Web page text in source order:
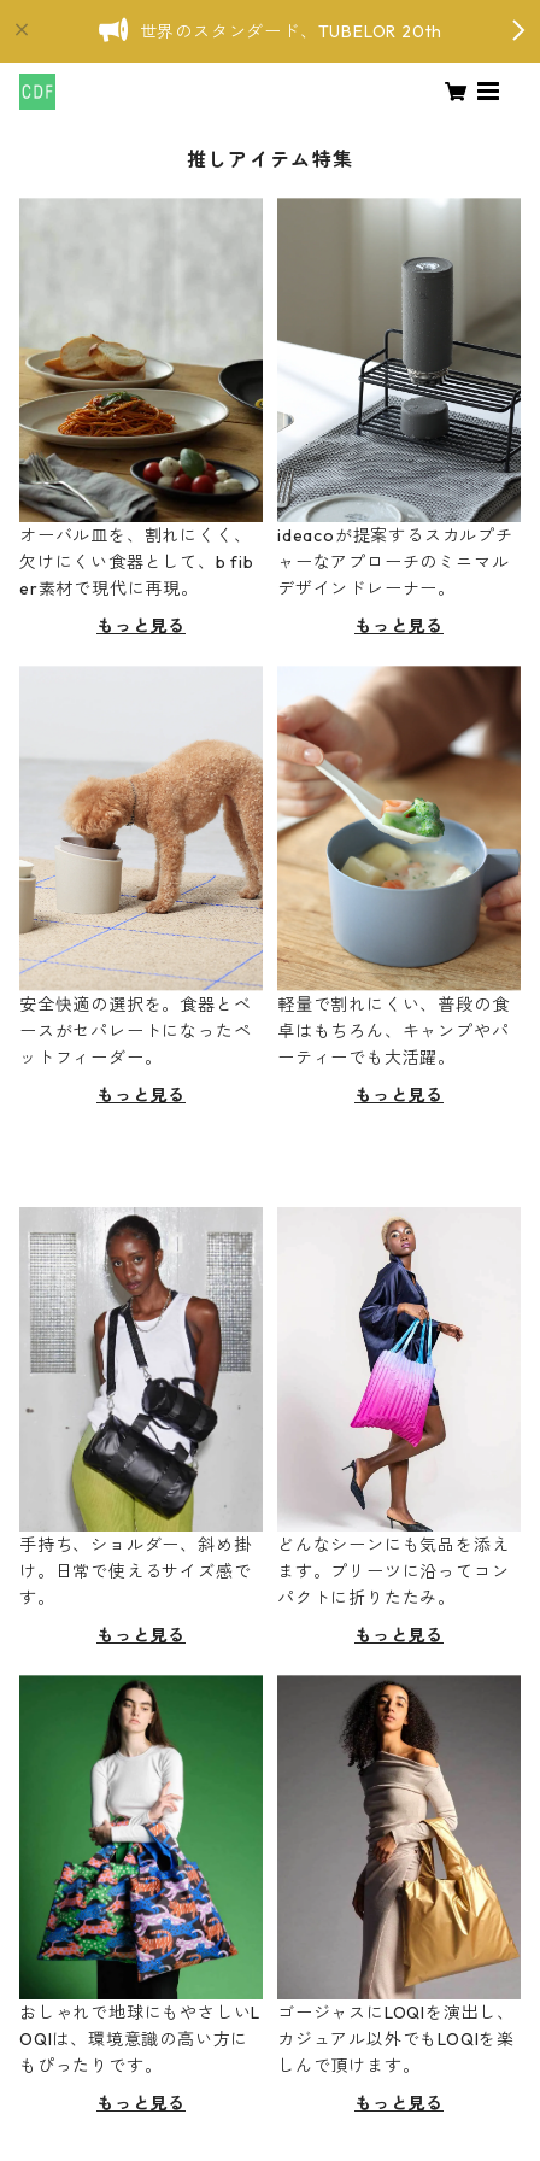
世界のスタンダード、TUBELOR 20th
推しアイテム特集
オーバル皿を、割れにくく、
欠けにくい食器として、b fib
er素材で現代に再現。
もっと見る
ideacoが提案するスカルプチ
ャーなアプローチのミニマル
デザインドレーナー。
もっと見る
安全快適の選択を。食器とベ
ースがセパレートになったペ
ットフィーダー。
もっと見る
軽量で割れにくい、普段の食
卓はもちろん、キャンプやパ
ーティーでも大活躍。
もっと見る
手持ち、ショルダー、斜め掛
け。日常で使えるサイズ感で
す。
もっと見る
どんなシーンにも気品を添え
ます。プリーツに沿ってコン
パクトに折りたたみ。
もっと見る
おしゃれで地球にもやさしいL
OQIは、環境意識の高い方に
もぴったりです。
もっと見る
ゴージャスにLOQIを演出し、
カジュアル以外でもLOQIを楽
しんで頂けます。
もっと見る